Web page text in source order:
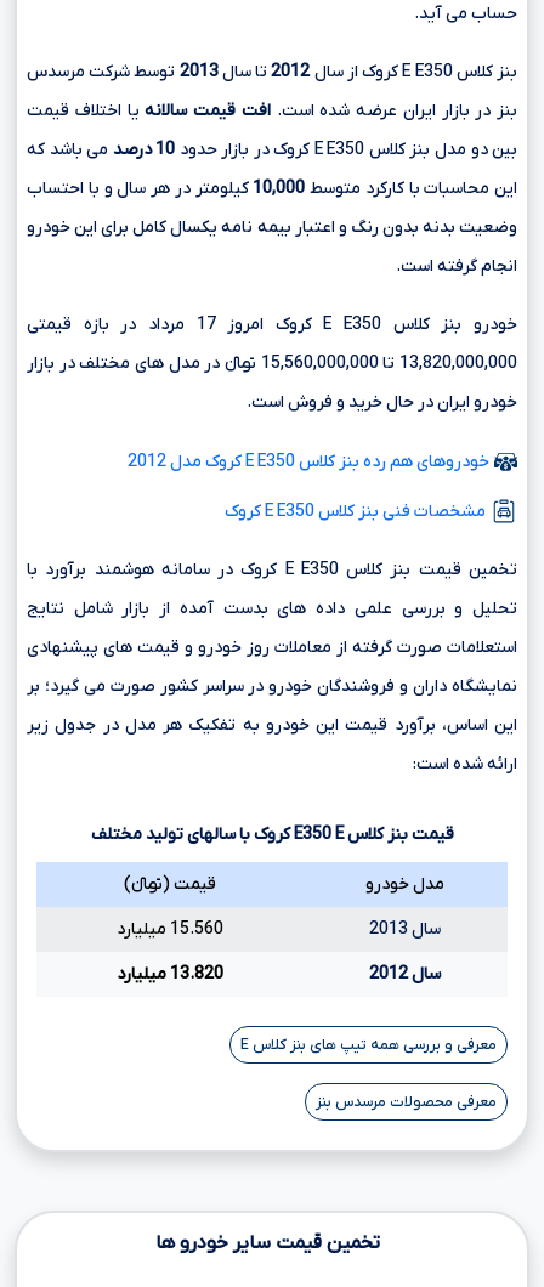
حساب می آید.
بنز کلاس E E350 کروک از سال 2012تا سال2013 توسط شرکت مرسدس
بنز در بازار ایران عرضه شده است.افت قیمت سالانهیا اختلاف قیمت
بین دو مدل بنز کلاس E E350 کروک در بازار حدود
10 درصد
می باشد که
این محاسبات با کارکرد متوسط 10,000 کیلومتر در هر سال و با احتساب
وضعیت بدنه بدون رنگ و اعتبار بیمه نامه یکسال کامل برای این خودرو
انجام گرفته است.
خودرو بنز کلاس E E350 کروک امروز 17 مرداد در بازه قیمتی
13,820,000,000 تا 15,560,000,000 تومانءءء در مدل های مختلف در بازار
خودرو ایران در حال خرید و فروش است.
خودروهای هم رده بنز کلاس E E350 کروک مدل 2012
مشخصات فنی بنز کلاس E E350 کروک
تخمین قیمت بنز کلاس E E350 کروک در سامانه هوشمند برآورد با
تحلیل و بررسی علمی داده های بدست آمده از بازار شامل نتایج
استعلامات صورت گرفته از معاملات روز خودرو و قیمت های پیشنهادی
نمایشگاه داران و فروشندگان خودرو در سراسر کشور صورت می گیرد؛ بر
این اساس، برآورد قیمت این خودرو به تفکیک هر مدل در جدول زیر
ارائه شده است:
قیمت بنز کلاسE
E350کروک با سالهای تولید مختلف
مدل خودرو
قیمت (تومانءءء)
سال 2013
15.560 میلیارد
سال 2012
13.820 میلیارد
معرفی و بررسی همه تیپ های بنز کلاس E
معرفی محصولات مرسدس بنز
تخمین قیمت سایر خودرو ها